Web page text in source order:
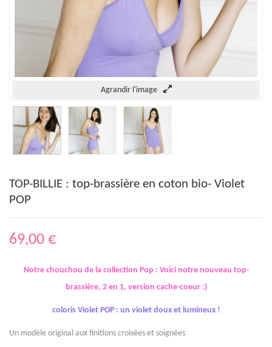
Agrandir l'image
TOP-BILLIE : top-brassière en coton bio- Violet
POP
69,00 €
Notre chouchou de la collection Pop : Voici notre nouveau top-
brassière, 2 en 1, version cache-coeur :)
coloris Violet POP : un violet doux et lumineux !
Un modèle original aux finitions croisées et soignées